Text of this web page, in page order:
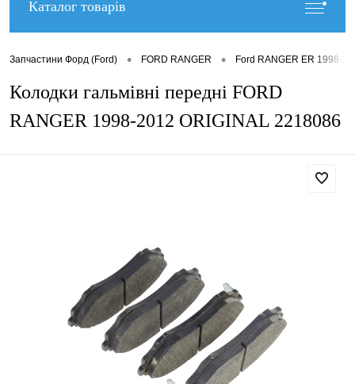
Каталог товарів
Запчастини Форд (Ford) • FORD RANGER • Ford RANGER ER 1998-
Колодки гальмівні передні FORD
RANGER 1998-2012 ORIGINAL 2218086